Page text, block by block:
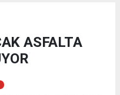
ASFALTA